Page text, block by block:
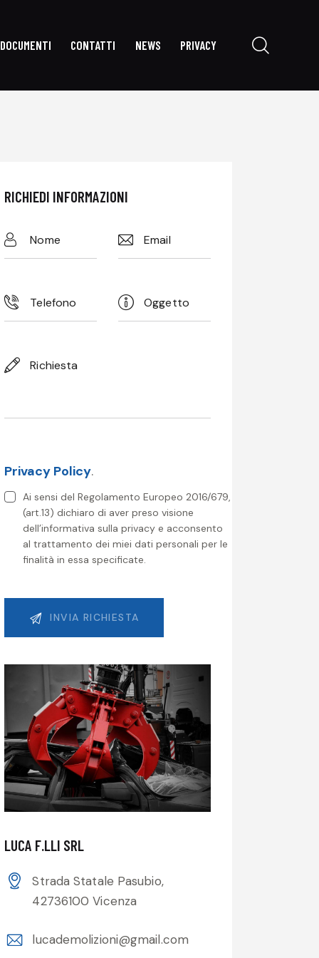
DOCUMENTI CONTATTI NEWS PRIVACY
RICHIEDI INFORMAZIONI
Privacy Policy.
Ai sensi del Regolamento Europeo 2016/679,
(art.13) dichiaro di aver preso visione
dell’informativa sulla privacy e acconsento
al trattamento dei miei dati personali per le
finalità in essa specificate.
LUCA F.LLI SRL
Strada Statale Pasubio,
42736100 Vicenza
lucademolizioni@gmail.com